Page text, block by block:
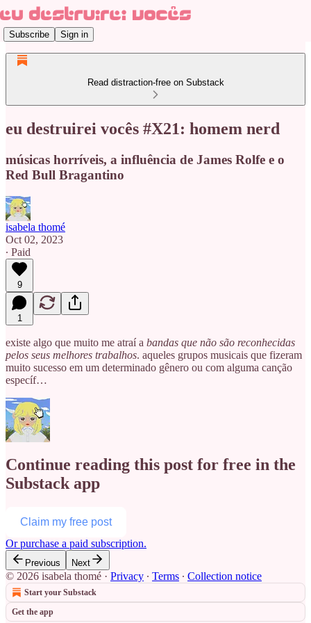
Subscribe Sign in
Read distraction-free on Substack
eu destruirei vocês #X21: homem nerd
músicas horríveis, a influência de James Rolfe e o
Red Bull Bragantino
isabela thomé
Oct 02, 2023
∙ Paid
9
1
existe algo que muito me atraí a bandas que não são reconhecidas
pelos seus melhores trabalhos. aqueles grupos musicais que fizeram
muito sucesso em um determinado gênero ou com alguma canção
específ…
Continue reading this post for free in the
Substack app
Claim my free post
Or purchase a paid subscription.
Previous Next
© 2026 isabela thomé · Privacy ∙ Terms ∙ Collection notice
Start your Substack
Get the app